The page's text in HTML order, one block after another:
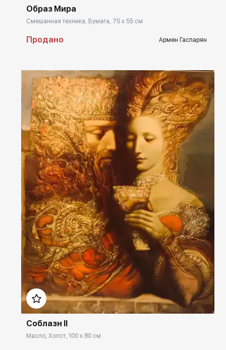
Образ Мира
Смешанная техника, Бумага, 75 x 55 см
Продано Армен Гаспарян
Домен: rakovgallery.ru
Соблазн II
Масло, Холст, 100 x 80 см